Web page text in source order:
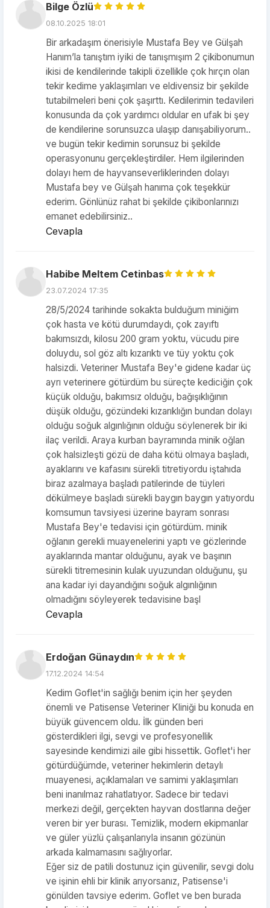
Bilge Özlü
08.10.2025 18:01
Bir arkadaşım önerisiyle Mustafa Bey ve Gülşah
Hanım’la tanıştım iyiki de tanışmışım 2 çikibonumun
ikisi de kendilerinde takipli özellikle çok hırçın olan
tekir kedime yaklaşımları ve eldivensiz bir şekilde
tutabilmeleri beni çok şaşırttı. Kedilerimin tedavileri
konusunda da çok yardımcı oldular en ufak bi şey
de kendilerine sorunsuzca ulaşıp danışabiliyorum..
ve bugün tekir kedimin sorunsuz bi şekilde
operasyonunu gerçekleştirdiler. Hem ilgilerinden
dolayı hem de hayvanseverliklerinden dolayı
Mustafa bey ve Gülşah hanıma çok teşekkür
ederim. Gönlünüz rahat bi şekilde çikibonlarınızı
emanet edebilirsiniz..
Cevapla
Habibe Meltem Cetinbas
23.07.2024 17:35
28/5/2024 tarihinde sokakta bulduğum miniğim
çok hasta ve kötü durumdaydı, çok zayıftı
bakımsızdı, kilosu 200 gram yoktu, vücudu pire
doluydu, sol göz altı kızarıktı ve tüy yoktu çok
halsizdi. Veteriner Mustafa Bey'e gidene kadar üç
ayrı veterinere götürdüm bu süreçte kediciğin çok
küçük olduğu, bakımsız olduğu, bağışıklığının
düşük olduğu, gözündeki kızarıklığın bundan dolayı
olduğu soğuk algınlığının olduğu söylenerek bir iki
ilaç verildi. Araya kurban bayramında minik oğlan
çok halsizleşti gözü de daha kötü olmaya başladı,
ayaklarını ve kafasını sürekli titretiyordu iştahıda
biraz azalmaya başladı patilerinde de tüyleri
dökülmeye başladı sürekli baygın baygın yatıyordu
komsumun tavsiyesi üzerine bayram sonrası
Mustafa Bey'e tedavisi için götürdüm. minik
oğlanın gerekli muayenelerini yaptı ve gözlerinde
ayaklarında mantar olduğunu, ayak ve başının
sürekli titremesinin kulak uyuzundan olduğunu, şu
ana kadar iyi dayandığını soğuk algınlığının
olmadığını söyleyerek tedavisine başl
Cevapla
Erdoğan Günaydın
17.12.2024 14:54
Kedim Goflet'in sağlığı benim için her şeyden
önemli ve Patisense Veteriner Kliniği bu konuda en
büyük güvencem oldu. İlk günden beri
gösterdikleri ilgi, sevgi ve profesyonellik
sayesinde kendimizi aile gibi hissettik. Goflet'i her
götürdüğümde, veteriner hekimlerin detaylı
muayenesi, açıklamaları ve samimi yaklaşımları
beni inanılmaz rahatlatıyor. Sadece bir tedavi
merkezi değil, gerçekten hayvan dostlarına değer
veren bir yer burası. Temizlik, modern ekipmanlar
ve güler yüzlü çalışanlarıyla insanın gözünün
arkada kalmamasını sağlıyorlar.
Eğer siz de patili dostunuz için güvenilir, sevgi dolu
ve işinin ehli bir klinik arıyorsanız, Patisense'i
gönülden tavsiye ederim. Goflet ve ben burada